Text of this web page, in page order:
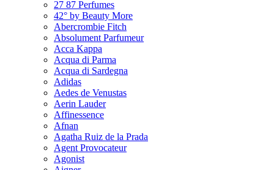
27 87 Perfumes
42° by Beauty More
Abercrombie Fitch
Absolument Parfumeur
Acca Kappa
Acqua di Parma
Acqua di Sardegna
Adidas
Aedes de Venustas
Aerin Lauder
Affinessence
Afnan
Agatha Ruiz de la Prada
Agent Provocateur
Agonist